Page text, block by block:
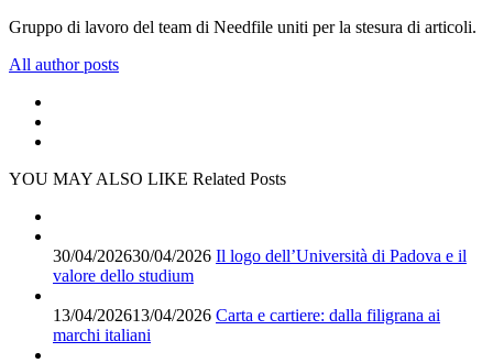
Gruppo di lavoro del team di Needfile uniti per la stesura di articoli.
All author posts
YOU MAY ALSO LIKE Related Posts
30/04/202630/04/2026 Il logo dell’Università di Padova e il
valore dello studium
13/04/202613/04/2026 Carta e cartiere: dalla filigrana ai
marchi italiani